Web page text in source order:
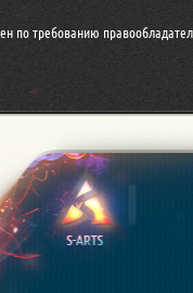
по требованию